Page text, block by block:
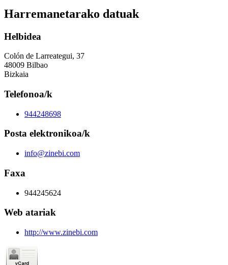
Harremanetarako datuak
Helbidea
Colón de Larreategui, 37
48009 Bilbao
Bizkaia
Telefonoa/k
944248698
Posta elektronikoa/k
info@zinebi.com
Faxa
944245624
Web atariak
http://www.zinebi.com